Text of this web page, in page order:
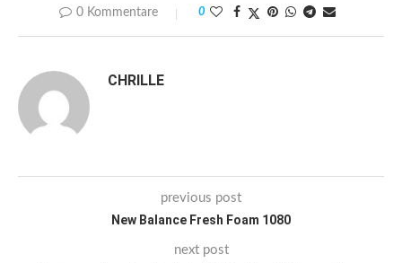
0 Kommentare 0
CHRILLE
previous post
New Balance Fresh Foam 1080
next post